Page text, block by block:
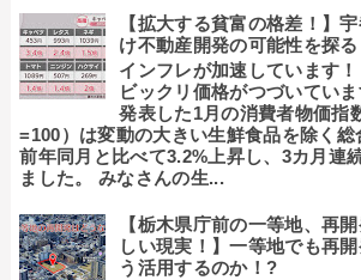
【拡大する貧富の格差！】
け不動産開発の可能性を探る
インフレが加速しています
ビックリ価格がつづいてい
発表した1月の消費者物価指
=100）は変動の大きい生鮮食品を除く総
前年同月と比べて3.2%上昇し、3カ月連
ました。 みなさんの生...
【栃木県庁前の一等地、再
しい現実！】一等地でも再
う活用するのか！?